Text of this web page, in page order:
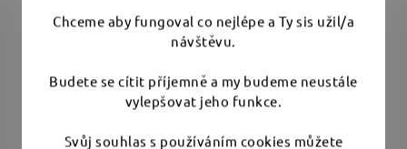
Chceme aby fungoval co nejlépe a Ty sis užil/a
návštěvu.
Budete se cítit příjemně a my budeme neustále
vylepšovat jeho funkce.
Svůj souhlas s používáním cookies můžete
PŘEDCHOZÍ ČLÁNEK DALŠÍ ČLÁNEK